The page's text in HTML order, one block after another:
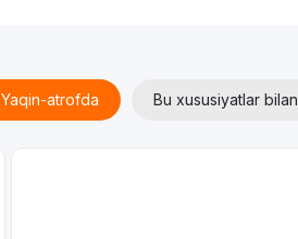
Yaqin-atrofda Bu xususiyatlar bilan